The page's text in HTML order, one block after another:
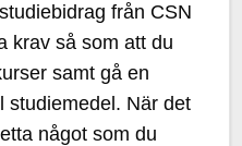
från CSN
krav så som att du
samt gå en
studiemedel. När det
något som du